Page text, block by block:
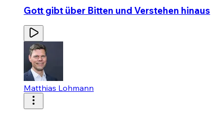
Gott gibt über Bitten und Verstehen hinaus
Matthias Lohmann